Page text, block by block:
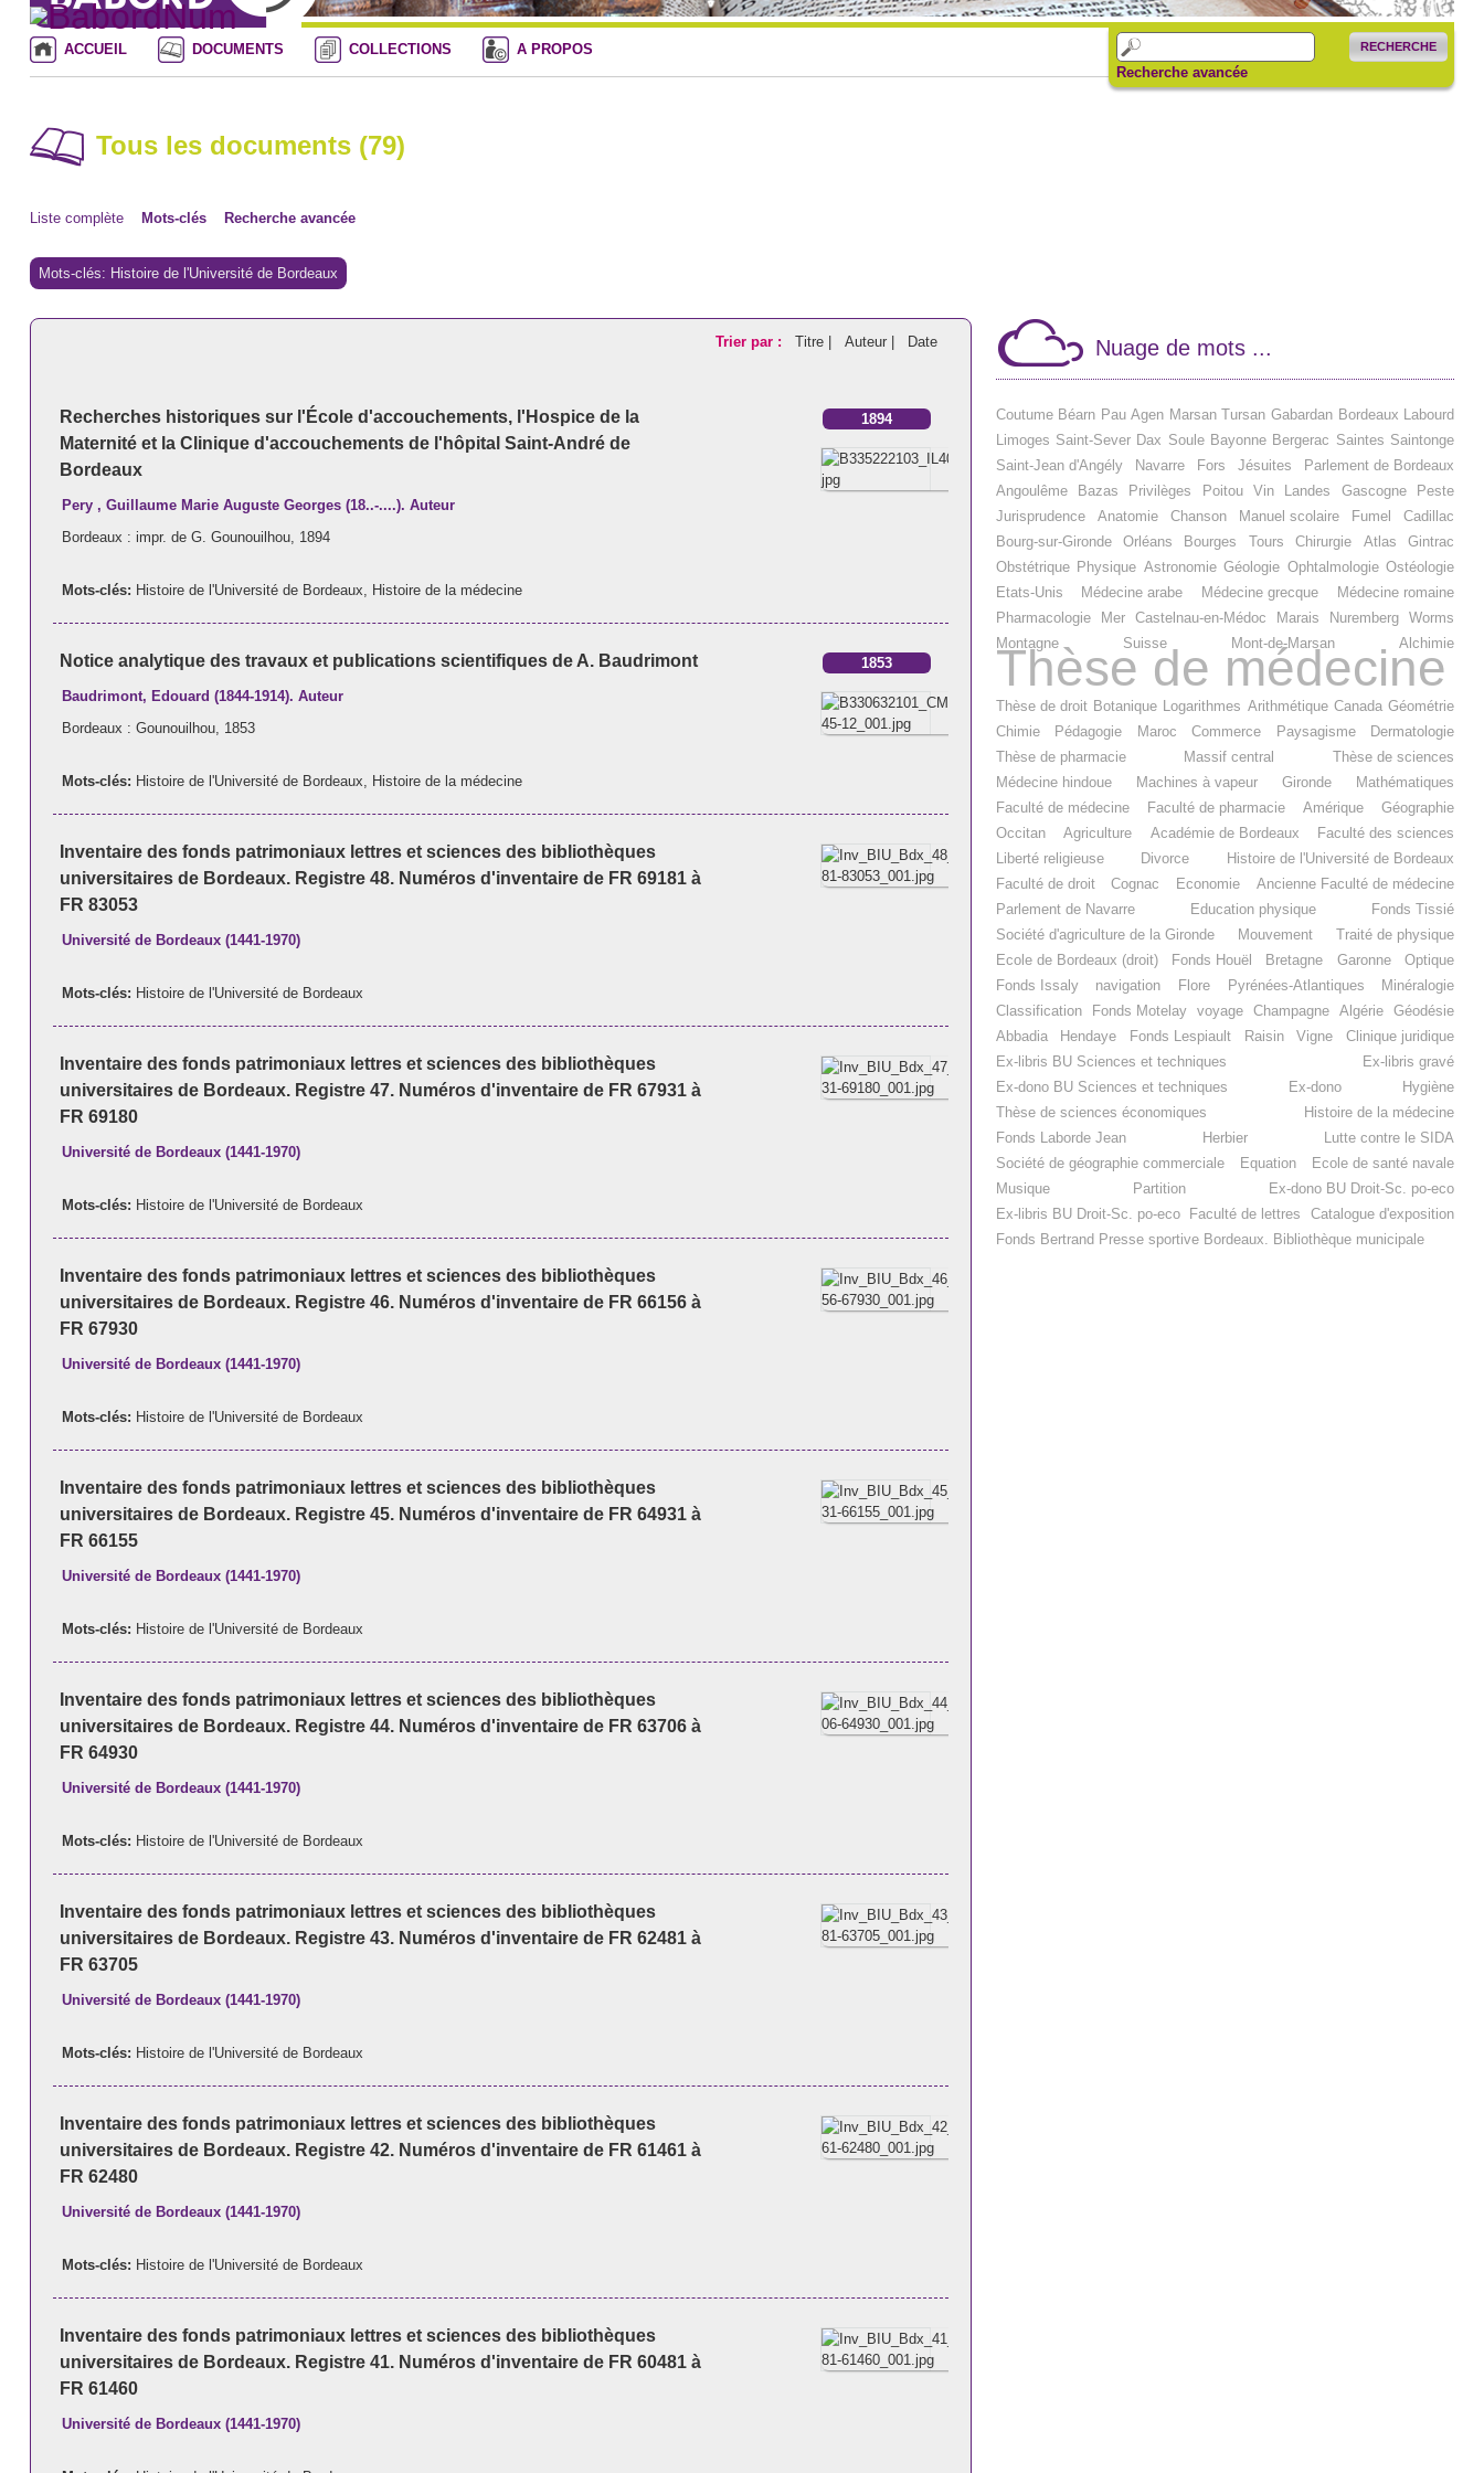
RECHERCHE
Recherche avancée
ACCUEIL DOCUMENTS COLLECTIONS A PROPOS
Tous les documents (79)
Liste complète Mots-clés Recherche avancée
Mots-clés: Histoire de l'Université de Bordeaux
Trier par : Titre | Auteur | Date
Recherches historiques sur l'École d'accouchements, l'Hospice de la
Maternité et la Clinique d'accouchements de l'hôpital Saint-André de
Bordeaux
1894
Pery , Guillaume Marie Auguste Georges (18..-....). Auteur
Bordeaux : impr. de G. Gounouilhou, 1894
Mots-clés: Histoire de l'Université de Bordeaux, Histoire de la médecine
Notice analytique des travaux et publications scientifiques de A. Baudrimont
1853
Baudrimont, Edouard (1844-1914). Auteur
Bordeaux : Gounouilhou, 1853
Mots-clés: Histoire de l'Université de Bordeaux, Histoire de la médecine
Inventaire des fonds patrimoniaux lettres et sciences des bibliothèques
universitaires de Bordeaux. Registre 48. Numéros d'inventaire de FR 69181 à
FR 83053
Université de Bordeaux (1441-1970)
Mots-clés: Histoire de l'Université de Bordeaux
Inventaire des fonds patrimoniaux lettres et sciences des bibliothèques
universitaires de Bordeaux. Registre 47. Numéros d'inventaire de FR 67931 à
FR 69180
Université de Bordeaux (1441-1970)
Mots-clés: Histoire de l'Université de Bordeaux
Inventaire des fonds patrimoniaux lettres et sciences des bibliothèques
universitaires de Bordeaux. Registre 46. Numéros d'inventaire de FR 66156 à
FR 67930
Université de Bordeaux (1441-1970)
Mots-clés: Histoire de l'Université de Bordeaux
Inventaire des fonds patrimoniaux lettres et sciences des bibliothèques
universitaires de Bordeaux. Registre 45. Numéros d'inventaire de FR 64931 à
FR 66155
Université de Bordeaux (1441-1970)
Mots-clés: Histoire de l'Université de Bordeaux
Inventaire des fonds patrimoniaux lettres et sciences des bibliothèques
universitaires de Bordeaux. Registre 44. Numéros d'inventaire de FR 63706 à
FR 64930
Université de Bordeaux (1441-1970)
Mots-clés: Histoire de l'Université de Bordeaux
Inventaire des fonds patrimoniaux lettres et sciences des bibliothèques
universitaires de Bordeaux. Registre 43. Numéros d'inventaire de FR 62481 à
FR 63705
Université de Bordeaux (1441-1970)
Mots-clés: Histoire de l'Université de Bordeaux
Inventaire des fonds patrimoniaux lettres et sciences des bibliothèques
universitaires de Bordeaux. Registre 42. Numéros d'inventaire de FR 61461 à
FR 62480
Université de Bordeaux (1441-1970)
Mots-clés: Histoire de l'Université de Bordeaux
Inventaire des fonds patrimoniaux lettres et sciences des bibliothèques
universitaires de Bordeaux. Registre 41. Numéros d'inventaire de FR 60481 à
FR 61460
Université de Bordeaux (1441-1970)
Nuage de mots ...
Coutume Béarn Pau Agen Marsan Tursan Gabardan Bordeaux Labourd
Limoges Saint-Sever Dax Soule Bayonne Bergerac Saintes Saintonge
Saint-Jean d'Angély
Navarre Fors Jésuites
Parlement de Bordeaux
Angoulême
Bazas Privilèges Poitou Vin Landes Gascogne
Peste
Jurisprudence
Anatomie Chanson Manuel scolaire Fumel
Cadillac
Bourg-sur-Gironde
Orléans Bourges Tours Chirurgie Atlas
Gintrac
Obstétrique Physique Astronomie Géologie Ophtalmologie Ostéologie
Etats-Unis
Médecine arabe Médecine grecque
Médecine romaine
Pharmacologie
Mer Castelnau-en-Médoc Marais Nuremberg
Worms
Montagne
Suisse Mont-de-Marsan Alchimie
Thèse de médecine
Thèse de droit Botanique Logarithmes Arithmétique Canada Géométrie
Chimie
Pédagogie Maroc Commerce Paysagisme
Dermatologie
Thèse de pharmacie
Massif central
Thèse de sciences
Médecine hindoue
Machines à vapeur Gironde
Mathématiques
Faculté de médecine
Faculté de pharmacie Amérique
Géographie
Occitan
Agriculture Académie de Bordeaux
Faculté des sciences
Liberté religieuse
Divorce
Histoire de l'Université de Bordeaux
Faculté de droit
Cognac Economie
Ancienne Faculté de médecine
Parlement de Navarre
Education physique
Fonds Tissié
Société d'agriculture de la Gironde
Mouvement
Traité de physique
Ecole de Bordeaux (droit)
Fonds Houël Bretagne Garonne
Optique
Fonds Issaly
navigation Flore Pyrénées-Atlantiques
Minéralogie
Classification
Fonds Motelay voyage Champagne Algérie
Géodésie
Abbadia
Hendaye Fonds Lespiault Raisin Vigne
Clinique juridique
Ex-libris BU Sciences et techniques
Ex-libris gravé
Ex-dono BU Sciences et techniques
Ex-dono
Hygiène
Thèse de sciences économiques
Histoire de la médecine
Fonds Laborde Jean
Herbier
Lutte contre le SIDA
Société de géographie commerciale
Equation
Ecole de santé navale
Musique
Partition
Ex-dono BU Droit-Sc. po-eco
Ex-libris BU Droit-Sc. po-eco
Faculté de lettres
Catalogue d'exposition
Fonds Bertrand Presse sportive Bordeaux. Bibliothèque municipale